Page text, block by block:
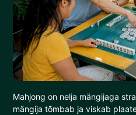
Mahjong on nelja mängijaga
mängija tõmbab ja viskab